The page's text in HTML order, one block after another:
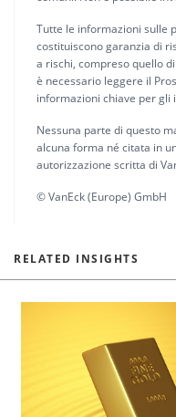
Tutte le informazioni sulle
costituiscono garanzia di
a rischi, compreso quello
è necessario leggere il
informazioni chiave per gli
Nessuna parte di questo
alcuna forma né citata in
autorizzazione scritta di
© VanEck (Europe) GmbH
RELATED INSIGHTS